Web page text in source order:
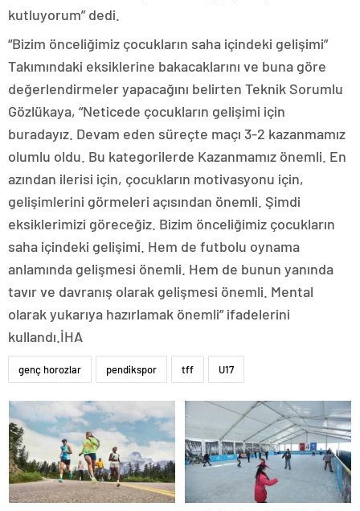
kutluyorum” dedi.
“Bizim önceliğimiz çocukların saha içindeki gelişimi”
Takımındaki eksiklerine bakacaklarını ve buna göre
değerlendirmeler yapacağını belirten Teknik Sorumlu
Gözlükaya, “Neticede çocukların gelişimi için
buradayız. Devam eden süreçte maçı 3-2 kazanmamız
olumlu oldu. Bu kategorilerde Kazanmamız önemli. En
azından ilerisi için, çocukların motivasyonu için,
gelişimlerini görmeleri açısından önemli. Şimdi
eksiklerimizi göreceğiz. Bizim önceliğimiz çocukların
saha içindeki gelişimi. Hem de futbolu oynama
anlamında gelişmesi önemli. Hem de bunun yanında
tavır ve davranış olarak gelişmesi önemli. Mental
olarak yukarıya hazırlamak önemli” ifadelerini
kullandı.İHA
genç horozlar pendikspor tff U17